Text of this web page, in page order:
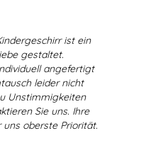
ist ein
gestaltet.
angefertigt
leider nicht
Unstimmigkeiten
Sie uns. Ihre
oberste Priorität.